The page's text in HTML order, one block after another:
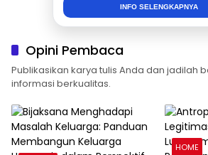
INFO SELENGKAPNYA
Opini Pembaca
Publikasikan karya tulis Anda dan jadilah
informasi berkualitas.
HOME